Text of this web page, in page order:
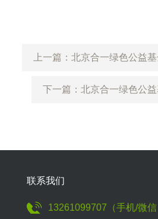
上一篇：北京合一绿色公益
下一篇：北京合一绿色公
联系我们
13261099707（手机/微信